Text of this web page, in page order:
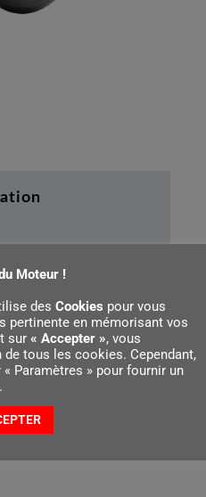
Moteur !
des Cookies pour vous
pertinente en mémorisant vos
sur « Accepter », vous
tous les cookies. Cependant,
Paramètres » pour fournir un